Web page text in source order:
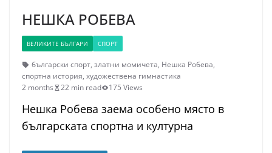
НЕШКА РОБЕВА
ВЕЛИКИТЕ БЪЛГАРИ СПОРТ
български спорт, златни момичета, Нешка Робева,
спортна история, художествена гимнастика
2 months
22 min read 175 Views
Нешка Робева заема особено място в
българската спортна и културна